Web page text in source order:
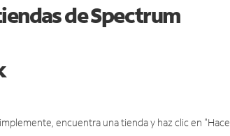
de Spectrum
encuentra una tienda y haz clic en